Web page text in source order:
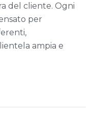
del cliente. Ogni
per
ampia e